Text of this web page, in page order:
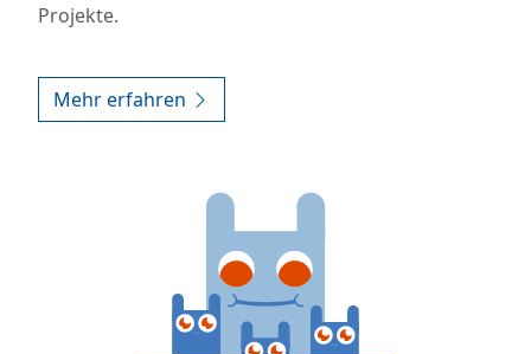
Projekte.
Mehr erfahren